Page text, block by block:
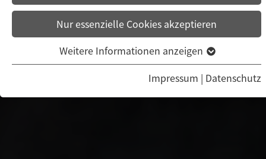
Nur essenzielle Cookies akzeptieren
Weitere Informationen anzeigen
Impressum | Datenschutz